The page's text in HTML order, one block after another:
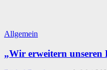
Allgemein
„Wir erweitern unseren